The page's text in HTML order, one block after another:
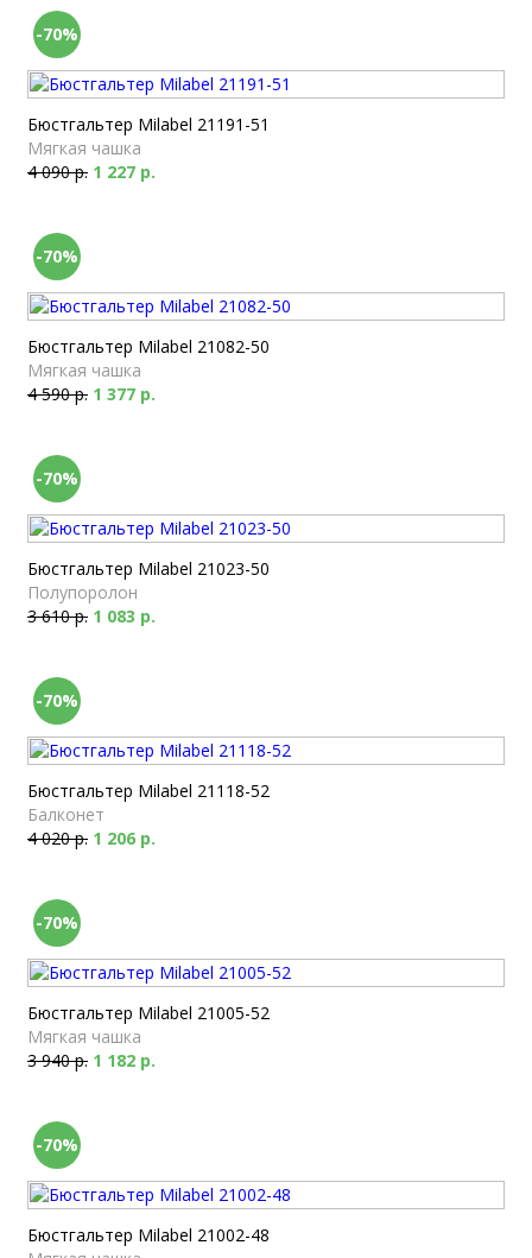
-70%
Бюстгальтер Milabel 21191-51
Мягкая чашка
4 090 р. 1 227 р.
-70%
Бюстгальтер Milabel 21082-50
Мягкая чашка
4 590 р. 1 377 р.
-70%
Бюстгальтер Milabel 21023-50
Полупоролон
3 610 р. 1 083 р.
-70%
Бюстгальтер Milabel 21118-52
Балконет
4 020 р. 1 206 р.
-70%
Бюстгальтер Milabel 21005-52
Мягкая чашка
3 940 р. 1 182 р.
-70%
Бюстгальтер Milabel 21002-48